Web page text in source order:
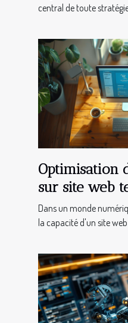
central de toute
Optimisation
sur site web
avancées
les visiteurs
Dans un monde
la capacité d'un site web